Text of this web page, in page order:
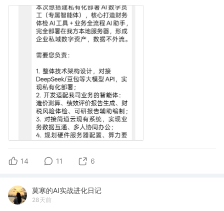
14 11 6
莫寒的AI实战进化日记
28天前